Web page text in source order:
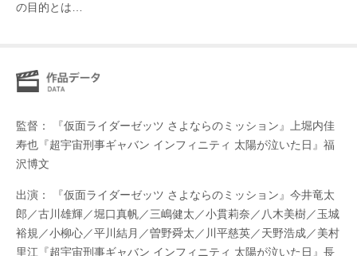
の目的とは…
監督： 『仮面ライダーゼッツ さよならのミッション』上堀内佳
寿也『超宇宙刑事ギャバン インフィニティ 太陽が泣いた日』福
沢博文
出演： 『仮面ライダーゼッツ さよならのミッション』今井竜太
郎／古川雄輝／堀口真帆／三嶋健太／小貫莉奈／八木美樹／玉城
裕規／小柳心／平川結月／曽野舜太／川平慈英／天野浩成／美村
里江『超宇宙刑事ギャバン インフィニティ 太陽が泣いた日』長